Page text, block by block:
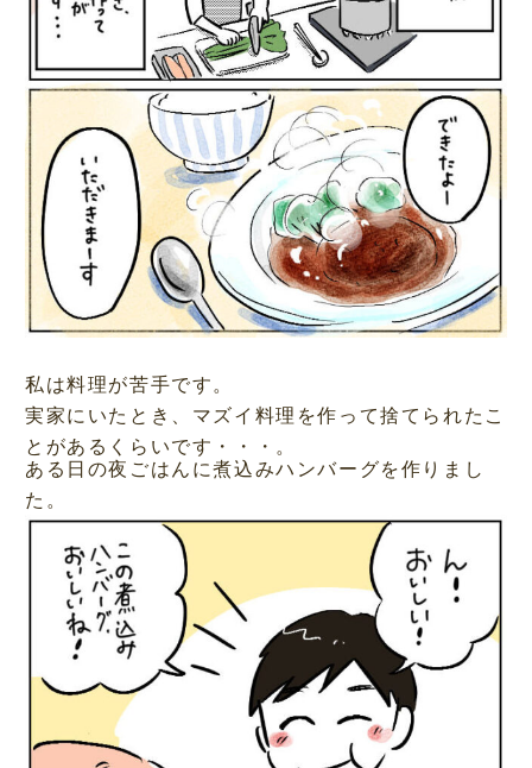
私は料理が苦手です。
実家にいたとき、マズイ料理を作って捨てられたこ
とがあるくらいです・・・。
ある日の夜ごはんに煮込みハンバーグを作りまし
た。